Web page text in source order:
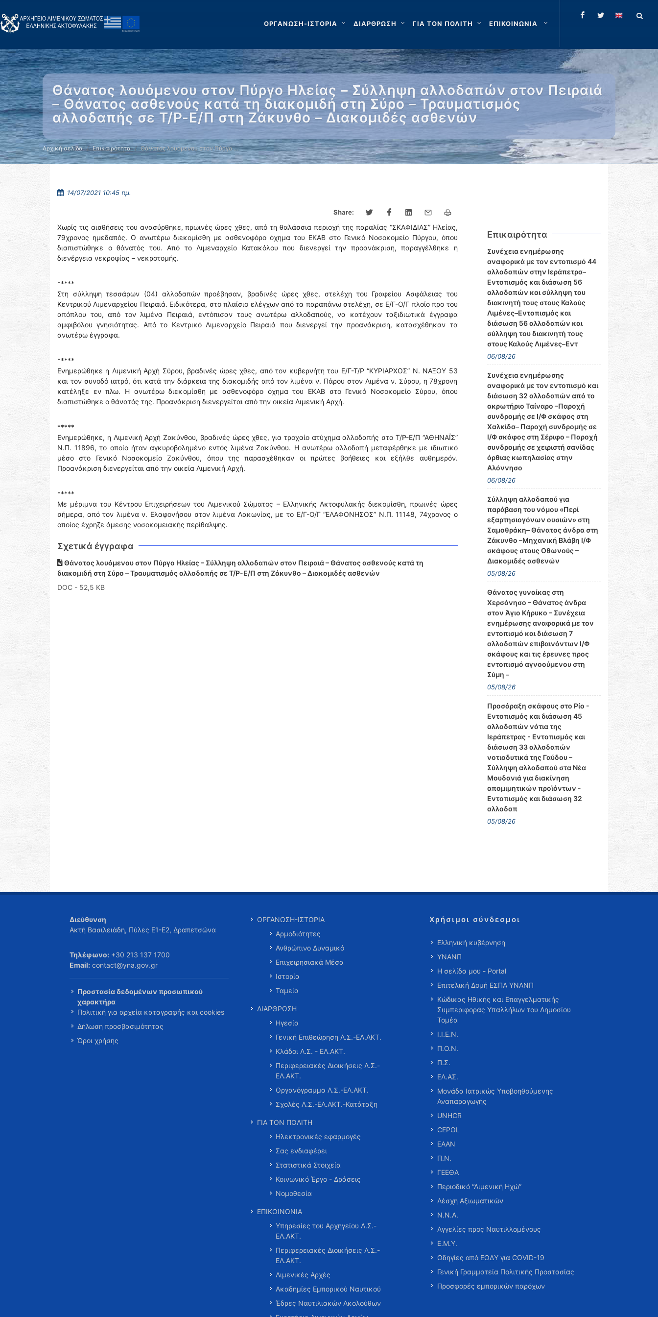
ΟΡΓΑΝΩΣΗ-ΙΣΤΟΡΙΑ ΔΙΑΡΘΡΩΣΗ ΓΙΑ ΤΟΝ ΠΟΛΙΤΗ ΕΠΙΚΟΙΝΩΝΙΑ
Θάνατος λουόμενου στον Πύργο Ηλείας – Σύλληψη αλλοδαπών στον Πειραιά
– Θάνατος ασθενούς κατά τη διακομιδή στη Σύρο – Τραυματισμός
αλλοδαπής σε Τ/Ρ-Ε/Π στη Ζάκυνθο – Διακομιδές ασθενών
Αρχική σελίδα Επικαιρότητα Θάνατος λουόμενου στον Πύργο …
14/07/2021 10:45 πμ.
Share:
Χωρίς τις αισθήσεις του ανασύρθηκε, πρωινές ώρες χθες, από τη θαλάσσια περιοχή της παραλίας “ΣΚΑΦΙΔΙΑΣ” Ηλείας,
79χρονος ημεδαπός. Ο ανωτέρω διεκομίσθη με ασθενοφόρο όχημα του ΕΚΑΒ στο Γενικό Νοσοκομείο Πύργου, όπου
διαπιστώθηκε ο θάνατός του. Από το Λιμεναρχείο Κατακόλου που διενεργεί την προανάκριση, παραγγέλθηκε η
διενέργεια νεκροψίας – νεκροτομής.
*****
Στη σύλληψη τεσσάρων (04) αλλοδαπών προέβησαν, βραδινές ώρες χθες, στελέχη του Γραφείου Ασφάλειας του
Κεντρικού Λιμεναρχείου Πειραιά. Ειδικότερα, στο πλαίσιο ελέγχων από τα παραπάνω στελέχη, σε Ε/Γ-Ο/Γ πλοίο προ του
απόπλου του, από τον λιμένα Πειραιά, εντόπισαν τους ανωτέρω αλλοδαπούς, να κατέχουν ταξιδιωτικά έγγραφα
αμφιβόλου γνησιότητας. Από το Κεντρικό Λιμεναρχείο Πειραιά που διενεργεί την προανάκριση, κατασχέθηκαν τα
ανωτέρω έγγραφα.
*****
Ενημερώθηκε η Λιμενική Αρχή Σύρου, βραδινές ώρες χθες, από τον κυβερνήτη του Ε/Γ-Τ/Ρ “ΚΥΡΙΑΡΧΟΣ” Ν. ΝΑΞΟΥ 53
και τον συνοδό ιατρό, ότι κατά την διάρκεια της διακομιδής από τον λιμένα ν. Πάρου στον Λιμένα ν. Σύρου, η 78χρονη
κατέληξε εν πλω. Η ανωτέρω διεκομίσθη με ασθενοφόρο όχημα του ΕΚΑΒ στο Γενικό Νοσοκομείο Σύρου, όπου
διαπιστώθηκε ο θάνατός της. Προανάκριση διενεργείται από την οικεία Λιμενική Αρχή.
*****
Ενημερώθηκε, η Λιμενική Αρχή Ζακύνθου, βραδινές ώρες χθες, για τροχαίο ατύχημα αλλοδαπής στο Τ/Ρ-Ε/Π “ΑΘΗΝΑΪΣ”
Ν.Π. 11896, το οποίο ήταν αγκυροβολημένο εντός λιμένα Ζακύνθου. Η ανωτέρω αλλοδαπή μεταφέρθηκε με ιδιωτικό
μέσο στο Γενικό Νοσοκομείο Ζακύνθου, όπου της παρασχέθηκαν οι πρώτες βοήθειες και εξήλθε αυθημερόν.
Προανάκριση διενεργείται από την οικεία Λιμενική Αρχή.
*****
Με μέριμνα του Κέντρου Επιχειρήσεων του Λιμενικού Σώματος – Ελληνικής Ακτοφυλακής διεκομίσθη, πρωινές ώρες
σήμερα, από τον λιμένα ν. Ελαφονήσου στον λιμένα Λακωνίας, με το Ε/Γ-Ο/Γ “ΕΛΑΦΟΝΗΣΟΣ” Ν.Π. 11148, 74χρονος ο
οποίος έχρηζε άμεσης νοσοκομειακής περίθαλψης.
Σχετικά έγγραφα
Θάνατος λουόμενου στον Πύργο Ηλείας – Σύλληψη αλλοδαπών στον Πειραιά – Θάνατος ασθενούς κατά τη
διακομιδή στη Σύρο – Τραυματισμός αλλοδαπής σε Τ/Ρ-Ε/Π στη Ζάκυνθο – Διακομιδές ασθενών
DOC - 52,5 KB
Επικαιρότητα
Συνέχεια ενημέρωσης
αναφορικά με τον εντοπισμό 44
αλλοδαπών στην Ιεράπετρα–
Εντοπισμός και διάσωση 56
αλλοδαπών και σύλληψη του
διακινητή τους στους Καλούς
Λιμένες–Εντοπισμός και
διάσωση 56 αλλοδαπών και
σύλληψη του διακινητή τους
στους Καλούς Λιμένες–Εντ
06/08/26
Συνέχεια ενημέρωσης
αναφορικά με τον εντοπισμό και
διάσωση 32 αλλοδαπών από το
ακρωτήριο Ταίναρο –Παροχή
συνδρομής σε Ι/Φ σκάφος στη
Χαλκίδα– Παροχή συνδρομής σε
Ι/Φ σκάφος στη Σέριφο – Παροχή
συνδρομής σε χειριστή σανίδας
όρθιας κωπηλασίας στην
Αλόννησο
06/08/26
Σύλληψη αλλοδαπού για
παράβαση του νόμου «Περί
εξαρτησιογόνων ουσιών» στη
Σαμοθράκη– Θάνατος άνδρα στη
Ζάκυνθο –Μηχανική Βλάβη Ι/Φ
σκάφους στους Οθωνούς –
Διακομιδές ασθενών
05/08/26
Θάνατος γυναίκας στη
Χερσόνησο – Θάνατος άνδρα
στον Άγιο Κήρυκο – Συνέχεια
ενημέρωσης αναφορικά με τον
εντοπισμό και διάσωση 7
αλλοδαπών επιβαινόντων Ι/Φ
σκάφους και τις έρευνες προς
εντοπισμό αγνοούμενου στη
Σύμη –
05/08/26
Προσάραξη σκάφους στο Ρίο -
Εντοπισμός και διάσωση 45
αλλοδαπών νότια της
Ιεράπετρας - Εντοπισμός και
διάσωση 33 αλλοδαπών
νοτιοδυτικά της Γαύδου –
Σύλληψη αλλοδαπού στα Νέα
Μουδανιά για διακίνηση
απομιμητικών προϊόντων -
Εντοπισμός και διάσωση 32
αλλοδαπ
05/08/26
Διεύθυνση
Ακτή Βασιλειάδη, Πύλες Ε1-Ε2, Δραπετσώνα
Τηλέφωνο: +30 213 137 1700
Email: contact@yna.gov.gr
Προστασία δεδομένων προσωπικού
χαρακτήρα
Πολιτική για αρχεία καταγραφής και cookies
Δήλωση προσβασιμότητας
Όροι χρήσης
ΟΡΓΑΝΩΣΗ-ΙΣΤΟΡΙΑ
Αρμοδιότητες
Ανθρώπινο Δυναμικό
Επιχειρησιακά Μέσα
Ιστορία
Ταμεία
ΔΙΑΡΘΡΩΣΗ
Ηγεσία
Γενική Επιθεώρηση Λ.Σ.-ΕΛ.ΑΚΤ.
Κλάδοι Λ.Σ. - ΕΛ.ΑΚΤ.
Περιφερειακές Διοικήσεις Λ.Σ.-
ΕΛ.ΑΚΤ.
Οργανόγραμμα Λ.Σ.-ΕΛ.ΑΚΤ.
Σχολές Λ.Σ.-ΕΛ.ΑΚΤ.-Κατάταξη
ΓΙΑ ΤΟΝ ΠΟΛΙΤΗ
Ηλεκτρονικές εφαρμογές
Σας ενδιαφέρει
Στατιστικά Στοιχεία
Κοινωνικό Έργο - Δράσεις
Νομοθεσία
ΕΠΙΚΟΙΝΩΝΙΑ
Υπηρεσίες του Αρχηγείου Λ.Σ.-
ΕΛ.ΑΚΤ.
Περιφερειακές Διοικήσεις Λ.Σ.-
ΕΛ.ΑΚΤ.
Λιμενικές Αρχές
Ακαδημίες Εμπορικού Ναυτικού
Έδρες Ναυτιλιακών Ακολούθων
Χρήσιμοι σύνδεσμοι
Ελληνική κυβέρνηση
ΥΝΑΝΠ
Η σελίδα μου - Portal
Επιτελική Δομή ΕΣΠΑ ΥΝΑΝΠ
Κώδικας Ηθικής και Επαγγελματικής
Συμπεριφοράς Υπαλλήλων του Δημοσίου
Τομέα
Ι.Ι.Ε.Ν.
Π.Ο.Ν.
Π.Σ.
ΕΛ.ΑΣ.
Μονάδα Ιατρικώς Υποβοηθούμενης
Αναπαραγωγής
UNHCR
CEPOL
ΕΑΑΝ
Π.Ν.
ΓΕΕΘΑ
Περιοδικό “Λιμενική Ηχώ”
Λέσχη Αξιωματικών
Ν.Ν.Α.
Αγγελίες προς Ναυτιλλομένους
Ε.Μ.Υ.
Οδηγίες από ΕΟΔΥ για COVID-19
Γενική Γραμματεία Πολιτικής Προστασίας
Προσφορές εμπορικών παρόχων